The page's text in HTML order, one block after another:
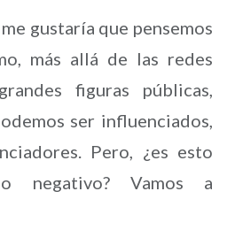
gustaría que pensemos
más allá de las redes
figuras públicas,
ser influenciados,
Pero, ¿es esto
negativo? Vamos a